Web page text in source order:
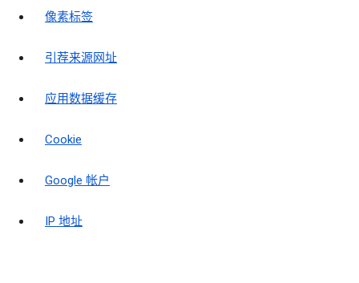
像素标签
引荐来源网址
应用数据缓存
Cookie
Google 帐户
IP 地址